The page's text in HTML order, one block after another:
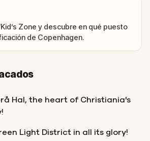
Zone y descubre en qué puesto
de Copenhagen.
Hal, the heart of Christiania's
Light District in all its glory!